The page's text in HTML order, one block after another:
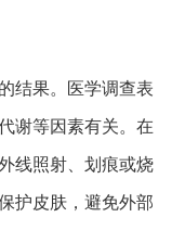
结果。医学调查表
谢等因素有关。在
线照射、划痕或烧
护皮肤，避免外部